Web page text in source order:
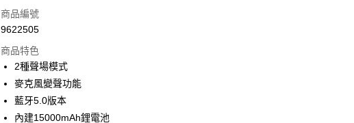
信用卡一次付款
街口支付
悠遊付
ATM付款
商品編號
9622505
商品特色
2種聲場模式
麥克風變聲功能
藍牙5.0版本
內建15000mAh鋰電池